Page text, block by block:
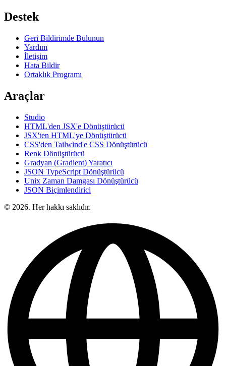
Destek
Geri Bildirimde Bulunun
Yardım
İletişim
Hata Bildir
Ortaklık Programı
Araçlar
Studio
HTML'den JSX'e Dönüştürücü
JSX'ten HTML'ye Dönüştürücü
CSS'den Tailwind'e CSS Dönüştürücü
Renk Dönüştürücü
Gradyan (Gradient) Yaratıcı
JSON TypeScript Dönüştürücü
Unix Zaman Damgası Dönüştürücü
JSON Biçimlendirici
© 2026. Her hakkı saklıdır.